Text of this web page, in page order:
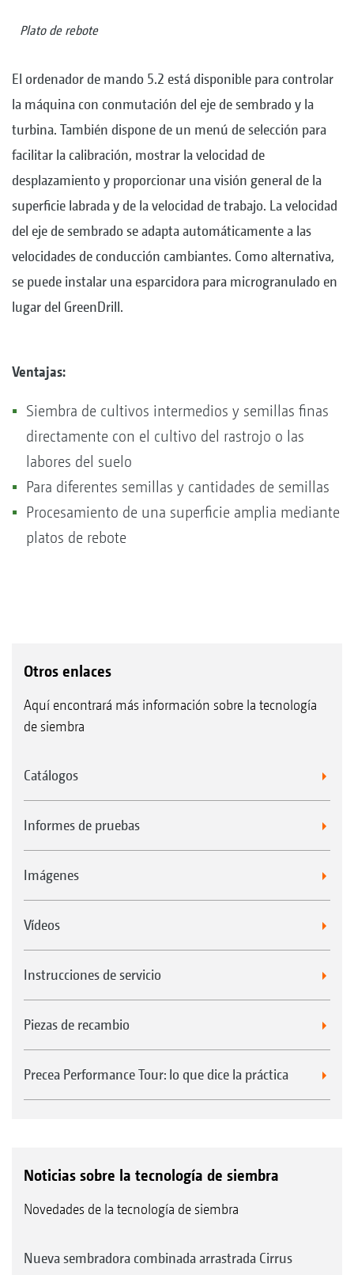
Plato de rebote
El ordenador de mando 5.2 está disponible para controlar
la máquina con conmutación del eje de sembrado y la
turbina. También dispone de un menú de selección para
facilitar la calibración, mostrar la velocidad de
desplazamiento y proporcionar una visión general de la
superficie labrada y de la velocidad de trabajo. La velocidad
del eje de sembrado se adapta automáticamente a las
velocidades de conducción cambiantes. Como alternativa,
se puede instalar una esparcidora para microgranulado en
lugar del GreenDrill.
Ventajas:
Siembra de cultivos intermedios y semillas finas
directamente con el cultivo del rastrojo o las
labores del suelo
Para diferentes semillas y cantidades de semillas
Procesamiento de una superficie amplia mediante
platos de rebote
Otros enlaces
Aquí encontrará más información sobre la tecnología
de siembra
Catálogos
Informes de pruebas
Imágenes
Vídeos
Instrucciones de servicio
Piezas de recambio
Precea Performance Tour: lo que dice la práctica
Noticias sobre la tecnología de siembra
Novedades de la tecnología de siembra
Nueva sembradora combinada arrastrada Cirrus